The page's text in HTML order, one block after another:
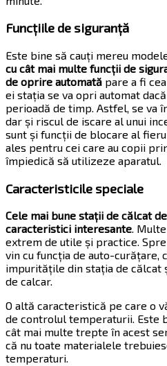
Funcțiile de siguranță
Este bine să cauți mereu
cu cât mai multe funcții de
de oprire automată pare a fi
ei stația se va opri automat
perioadă de timp. Astfel, se va
dar și riscul de iscare al unui
sunt și funcții de blocare al
ales pentru cei care au copii
împiedică să utilizeze aparatul.
Caracteristicile speciale
Cele mai bune stații de călcat
caracteristici interesante.
extrem de utile și practice.
vin cu funcția de auto-curățare,
impuritățile din stația de călcat
de calcar.
O altă caracteristică pe care o
de controlul temperaturii. Este
cât mai multe trepte în acest
că nu toate materialele
temperaturi.